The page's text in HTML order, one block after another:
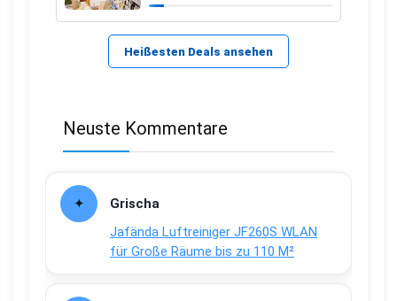
Heißesten Deals ansehen
Neuste Kommentare
Grischa
Jafända Luftreiniger JF260S WLAN
für Große Räume bis zu 110 M²